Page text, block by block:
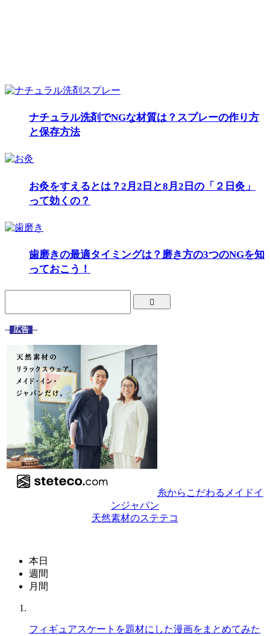
ナチュラル洗剤でNGな材質は？スプレーの作り方
と保存方法
お灸をすえるとは？2月2日と8月2日の「２日灸」
って効くの？
歯磨きの最適タイミングは？磨き方の3つのNGを知
っておこう！
-- 広告 --
糸からこだわるメイドイ
ンジャパン
天然素材のステテコ
本日
週間
月間
フィギュアスケートを題材にした漫画をまとめてみた